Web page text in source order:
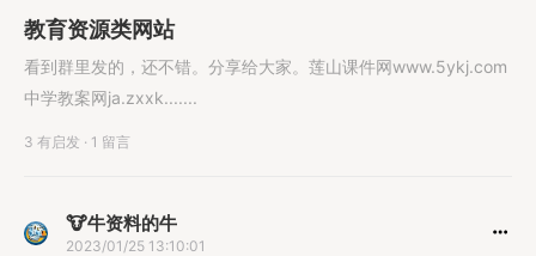
教育资源类网站
看到群里发的，还不错。分享给大家。莲山课件网www.5ykj.com
中学教案网ja.zxxk.......
3 有启发 · 1 留言
🐮牛资料的牛
2023/01/25 13:10:01